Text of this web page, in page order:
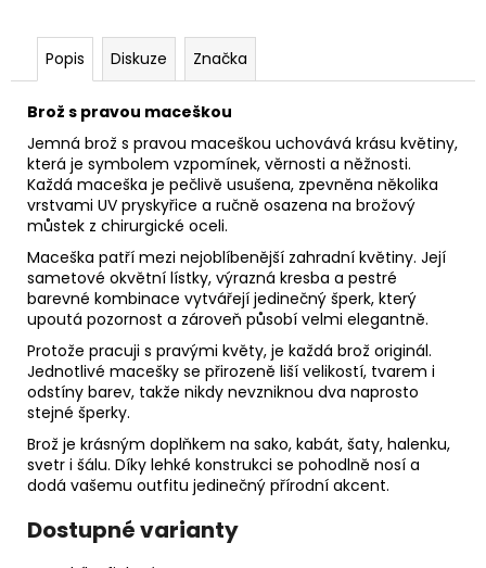
Popis Diskuze Značka
Brož s pravou maceškou
Jemná brož s pravou maceškou uchovává krásu květiny,
která je symbolem vzpomínek, věrnosti a něžnosti.
Každá maceška je pečlivě usušena, zpevněna několika
vrstvami UV pryskyřice a ručně osazena na brožový
můstek z chirurgické oceli.
Maceška patří mezi nejoblíbenější zahradní květiny. Její
sametové okvětní lístky, výrazná kresba a pestré
barevné kombinace vytvářejí jedinečný šperk, který
upoutá pozornost a zároveň působí velmi elegantně.
Protože pracuji s pravými květy, je každá brož originál.
Jednotlivé macešky se přirozeně liší velikostí, tvarem i
odstíny barev, takže nikdy nevzniknou dva naprosto
stejné šperky.
Brož je krásným doplňkem na sako, kabát, šaty, halenku,
svetr i šálu. Díky lehké konstrukci se pohodlně nosí a
dodá vašemu outfitu jedinečný přírodní akcent.
Dostupné varianty